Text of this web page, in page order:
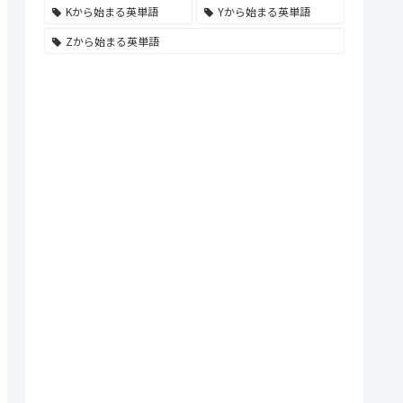
Kから始まる英単語
Yから始まる英単語
Zから始まる英単語